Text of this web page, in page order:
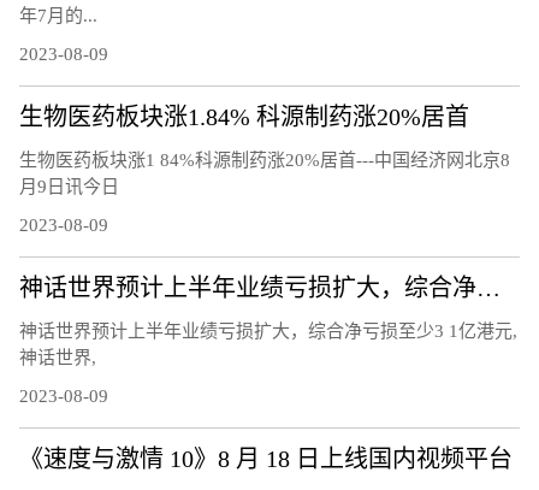
年7月的...
2023-08-09
生物医药板块涨1.84% 科源制药涨20%居首
生物医药板块涨1 84%科源制药涨20%居首---中国经济网北京8
月9日讯今日
2023-08-09
神话世界预计上半年业绩亏损扩大，综合净亏损至少3.1亿港元
神话世界预计上半年业绩亏损扩大，综合净亏损至少3 1亿港元,
神话世界,
2023-08-09
《速度与激情 10》8 月 18 日上线国内视频平台